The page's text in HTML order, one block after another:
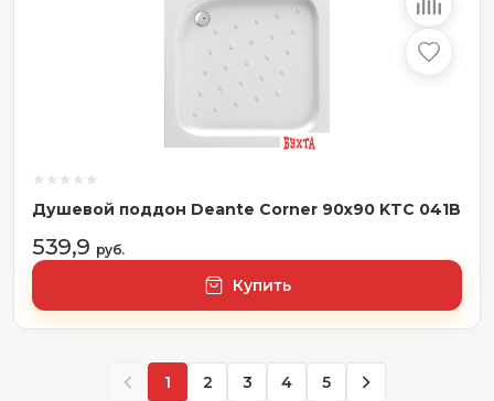
Душевой поддон Deante Corner 90x90 KTC 041B
539,9 руб.
Купить
1 2 3 4 5